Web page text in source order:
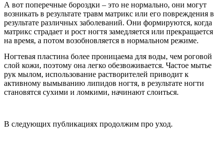
А вот поперечные бороздки – это не нормально, они могут
возникать в результате травм матрикс или его повреждения в
результате различных заболеваний. Они формируются, когда
матрикс страдает и рост ногтя замедляется или прекращается
на время, а потом возобновляется в нормальном режиме.
Ногтевая пластина более проницаема для воды, чем роговой
слой кожи, поэтому она легко обезвоживается. Частое мытье
рук мылом, использование растворителей приводит к
активному вымыванию липидов ногтя, в результате ногти
становятся сухими и ломкими, начинают слоиться.
В следующих публикациях продолжим про уход.